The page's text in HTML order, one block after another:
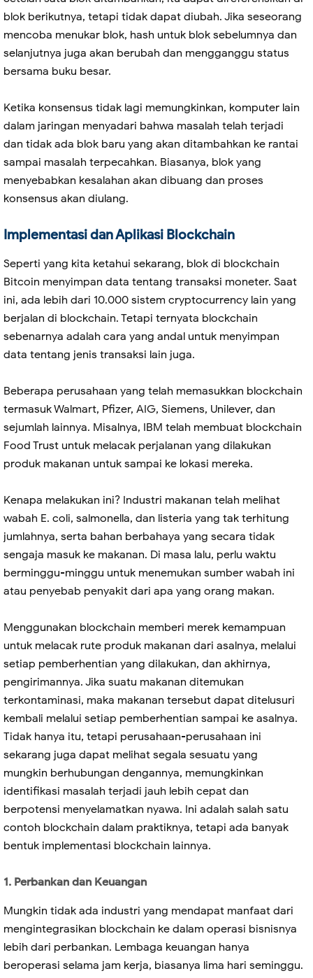
blok berikutnya, tetapi tidak dapat diubah. Jika seseorang
mencoba menukar blok, hash untuk blok sebelumnya dan
selanjutnya juga akan berubah dan mengganggu status
bersama buku besar.
Ketika konsensus tidak lagi memungkinkan, komputer lain
dalam jaringan menyadari bahwa masalah telah terjadi
dan tidak ada blok baru yang akan ditambahkan ke rantai
sampai masalah terpecahkan. Biasanya, blok yang
menyebabkan kesalahan akan dibuang dan proses
konsensus akan diulang.
Implementasi dan Aplikasi Blockchain
Seperti yang kita ketahui sekarang, blok di blockchain
Bitcoin menyimpan data tentang transaksi moneter. Saat
ini, ada lebih dari 10.000 sistem cryptocurrency lain yang
berjalan di blockchain. Tetapi ternyata blockchain
sebenarnya adalah cara yang andal untuk menyimpan
data tentang jenis transaksi lain juga.
Beberapa perusahaan yang telah memasukkan blockchain
termasuk Walmart, Pfizer, AIG, Siemens, Unilever, dan
sejumlah lainnya. Misalnya, IBM telah membuat blockchain
Food Trust untuk melacak perjalanan yang dilakukan
produk makanan untuk sampai ke lokasi mereka.
Kenapa melakukan ini? Industri makanan telah melihat
wabah E. coli, salmonella, dan listeria yang tak terhitung
jumlahnya, serta bahan berbahaya yang secara tidak
sengaja masuk ke makanan. Di masa lalu, perlu waktu
berminggu-minggu untuk menemukan sumber wabah ini
atau penyebab penyakit dari apa yang orang makan.
Menggunakan blockchain memberi merek kemampuan
untuk melacak rute produk makanan dari asalnya, melalui
setiap pemberhentian yang dilakukan, dan akhirnya,
pengirimannya. Jika suatu makanan ditemukan
terkontaminasi, maka makanan tersebut dapat ditelusuri
kembali melalui setiap pemberhentian sampai ke asalnya.
Tidak hanya itu, tetapi perusahaan-perusahaan ini
sekarang juga dapat melihat segala sesuatu yang
mungkin berhubungan dengannya, memungkinkan
identifikasi masalah terjadi jauh lebih cepat dan
berpotensi menyelamatkan nyawa. Ini adalah salah satu
contoh blockchain dalam praktiknya, tetapi ada banyak
bentuk implementasi blockchain lainnya.
1. Perbankan dan Keuangan
Mungkin tidak ada industri yang mendapat manfaat dari
mengintegrasikan blockchain ke dalam operasi bisnisnya
lebih dari perbankan. Lembaga keuangan hanya
beroperasi selama jam kerja, biasanya lima hari seminggu.